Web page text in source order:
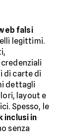
falsi
legittimi.
credenziali
di carte di
dettagli
layout e
Spesso, le
inclusi in
senza